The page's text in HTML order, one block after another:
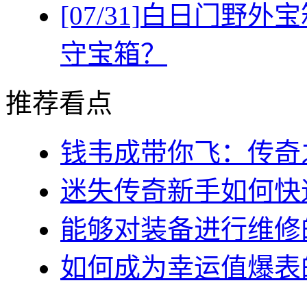
[07/31]白日门野外
守宝箱？
推荐看点
钱韦成带你飞：传
迷失传奇新手如何
能够对装备进行维
如何成为幸运值爆